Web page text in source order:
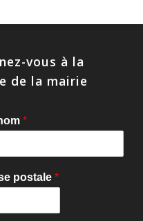
vous à la
de la mairie
*
postale *